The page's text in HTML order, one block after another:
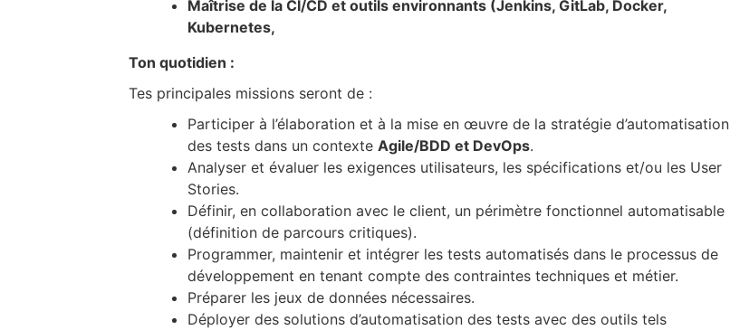
Maîtrise de la CI/CD et outils environnants (Jenkins, GitLab, Docker,
Kubernetes,
Ton quotidien :
Tes principales missions seront de :
Participer à l’élaboration et à la mise en œuvre de la stratégie d’automatisation
des tests dans un contexte Agile/BDD et DevOps.
Analyser et évaluer les exigences utilisateurs, les spécifications et/ou les User
Stories.
Définir, en collaboration avec le client, un périmètre fonctionnel automatisable
(définition de parcours critiques).
Programmer, maintenir et intégrer les tests automatisés dans le processus de
développement en tenant compte des contraintes techniques et métier.
Préparer les jeux de données nécessaires.
Déployer des solutions d’automatisation des tests avec des outils tels